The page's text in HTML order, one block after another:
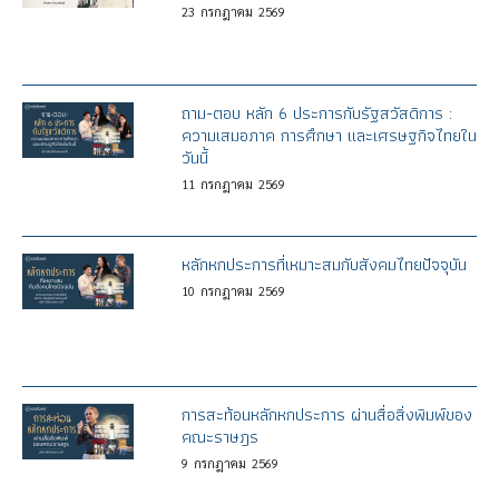
23 กรกฎาคม 2569
ถาม-ตอบ หลัก 6 ประการกับรัฐสวัสดิการ :
ความเสมอภาค การศึกษา และเศรษฐกิจไทยใน
วันนี้
11 กรกฎาคม 2569
หลักหกประการที่เหมาะสมกับสังคมไทยปัจจุบัน
10 กรกฎาคม 2569
การสะท้อนหลักหกประการ ผ่านสื่อสิ่งพิมพ์ของ
คณะราษฎร
9 กรกฎาคม 2569